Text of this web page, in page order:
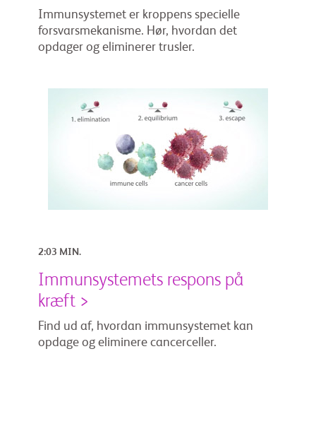
Immunsystemet er kroppens specielle
forsvarsmekanisme. Hør, hvordan det
opdager og eliminerer trusler.
2:03 MIN.
Immunsystemets respons på
kræft >
Find ud af, hvordan immunsystemet kan
opdage og eliminere cancerceller.